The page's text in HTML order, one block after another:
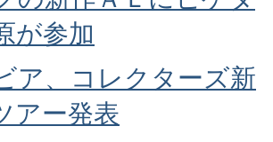
が参加
ア、コレクターズ新
アー発表